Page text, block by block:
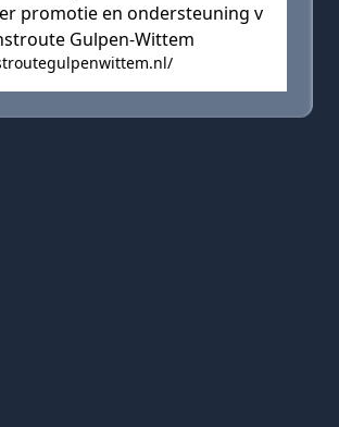
promotie en ondersteuning v
Gulpen-Wittem